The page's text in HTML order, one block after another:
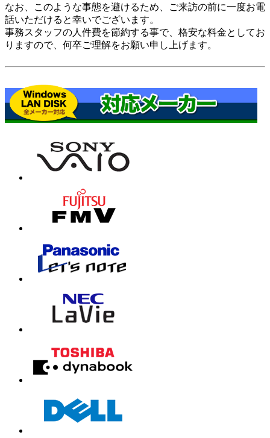
なお、このような事態を避けるため、ご来訪の前に一度お電
話いただけると幸いでございます。
事務スタッフの人件費を節約する事で、格安な料金としてお
りますので、何卒ご理解をお願い申し上げます。